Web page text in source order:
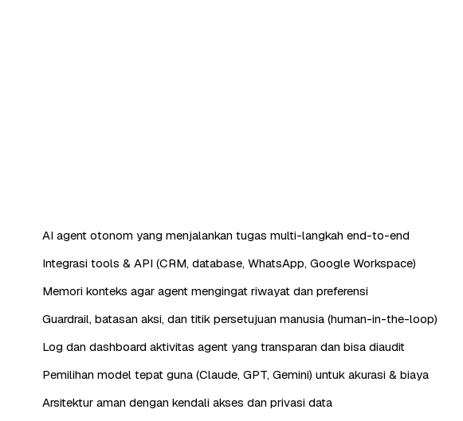
AI agent otonom yang menjalankan tugas multi-langkah end-to-end
Integrasi tools & API (CRM, database, WhatsApp, Google Workspace)
Memori konteks agar agent mengingat riwayat dan preferensi
Guardrail, batasan aksi, dan titik persetujuan manusia (human-in-the-loop)
Log dan dashboard aktivitas agent yang transparan dan bisa diaudit
Pemilihan model tepat guna (Claude, GPT, Gemini) untuk akurasi & biaya
Arsitektur aman dengan kendali akses dan privasi data